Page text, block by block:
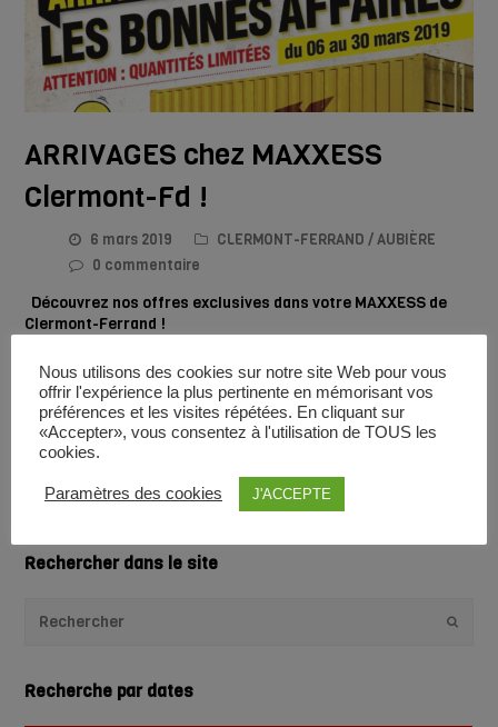
ARRIVAGES chez MAXXESS
Clermont-Fd !
6 mars 2019
CLERMONT-FERRAND / AUBIÈRE
0 commentaire
Découvrez nos offres exclusives dans votre MAXXESS de
Clermont-Ferrand !
En savoir plus
1 2 3 4
Rechercher dans le site
Recherche par dates
Nous utilisons des cookies sur notre site Web pour vous
offrir l'expérience la plus pertinente en mémorisant vos
préférences et les visites répétées. En cliquant sur
«Accepter», vous consentez à l'utilisation de TOUS les
cookies.
Paramètres des cookies J'ACCEPTE